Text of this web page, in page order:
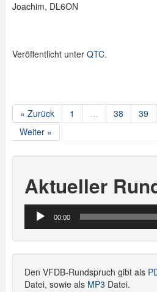
Joachim, DL6ON
Veröffentlicht unter QTC.
« Zurück 1 … 38 39
Weiter »
Aktueller
Audio-
Player
00:00
Den VFDB-Rundspruch gibt als
Datei, sowie als MP3 Datei.